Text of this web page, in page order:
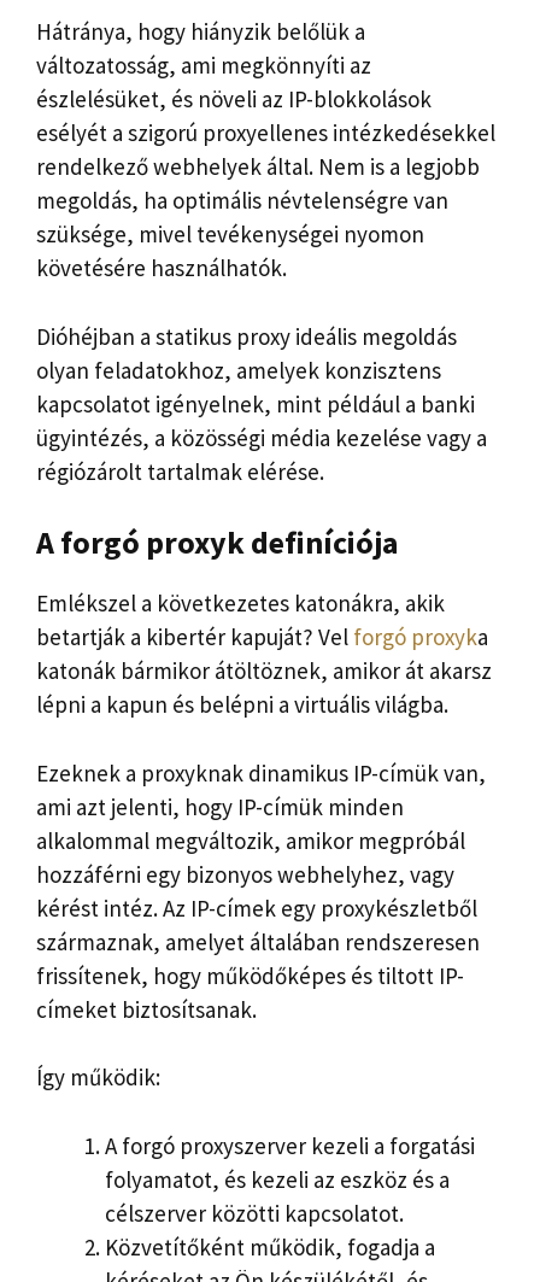
Hátránya, hogy hiányzik belőlük a
változatosság, ami megkönnyíti az
észlelésüket, és növeli az IP-blokkolások
esélyét a szigorú proxyellenes intézkedésekkel
rendelkező webhelyek által. Nem is a legjobb
megoldás, ha optimális névtelenségre van
szüksége, mivel tevékenységei nyomon
követésére használhatók.
Dióhéjban a statikus proxy ideális megoldás
olyan feladatokhoz, amelyek konzisztens
kapcsolatot igényelnek, mint például a banki
ügyintézés, a közösségi média kezelése vagy a
régiózárolt tartalmak elérése.
A forgó proxyk definíciója
Emlékszel a következetes katonákra, akik
betartják a kibertér kapuját? Vel forgó proxyka
katonák bármikor átöltöznek, amikor át akarsz
lépni a kapun és belépni a virtuális világba.
Ezeknek a proxyknak dinamikus IP-címük van,
ami azt jelenti, hogy IP-címük minden
alkalommal megváltozik, amikor megpróbál
hozzáférni egy bizonyos webhelyhez, vagy
kérést intéz. Az IP-címek egy proxykészletből
származnak, amelyet általában rendszeresen
frissítenek, hogy működőképes és tiltott IP-
címeket biztosítsanak.
Így működik:
A forgó proxyszerver kezeli a forgatási
folyamatot, és kezeli az eszköz és a
célszerver közötti kapcsolatot.
Közvetítőként működik, fogadja a